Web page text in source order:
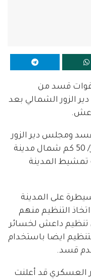
قوات قسد من
الزور الشمالي بعد
24 أنّ قوات قسد ومجلس دير الزور
العسكري سيطروا على بلدة الصّور/ 50 كم شمال مدينة
تمشيط المدينة
على المدينة
التنظيم منهم
تنظيم داعش لخسائر
ايضا باستخدام
قسد.
العسكري قد أعلنت